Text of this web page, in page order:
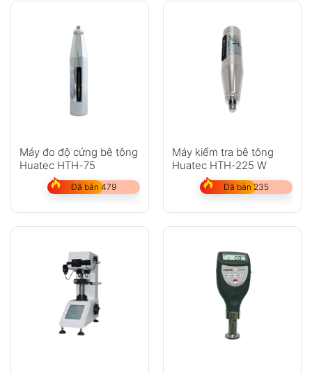
Máy đo độ cứng bê tông
Huatec HTH-75
Đã bán 479
Máy kiểm tra bê tông
Huatec HTH-225 W
Đã bán 235